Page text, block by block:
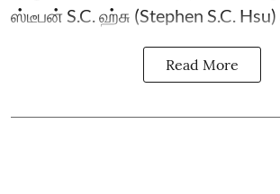
ஸ்டீபன் S.C. ஹ்சு (Stephen S.C. Hsu)
Read More